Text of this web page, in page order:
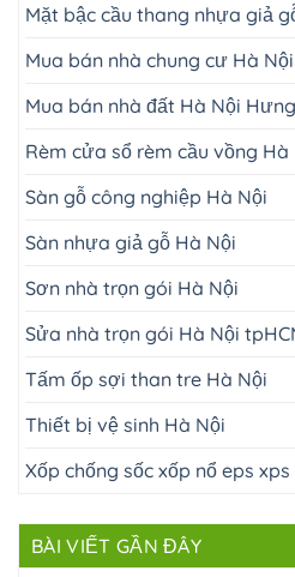
Mặt bậc cầu thang nhựa giả
Mua bán nhà chung cư Hà
Mua bán nhà đất Hà Nội
Rèm cửa sổ rèm cầu vồng Hà
Sàn gỗ công nghiệp Hà Nội
Sàn nhựa giả gỗ Hà Nội
Sơn nhà trọn gói Hà Nội
Sửa nhà trọn gói Hà Nội
Tấm ốp sợi than tre Hà Nội
Thiết bị vệ sinh Hà Nội
Xốp chống sốc xốp nổ eps
BÀI VIẾT GẦN ĐÂY